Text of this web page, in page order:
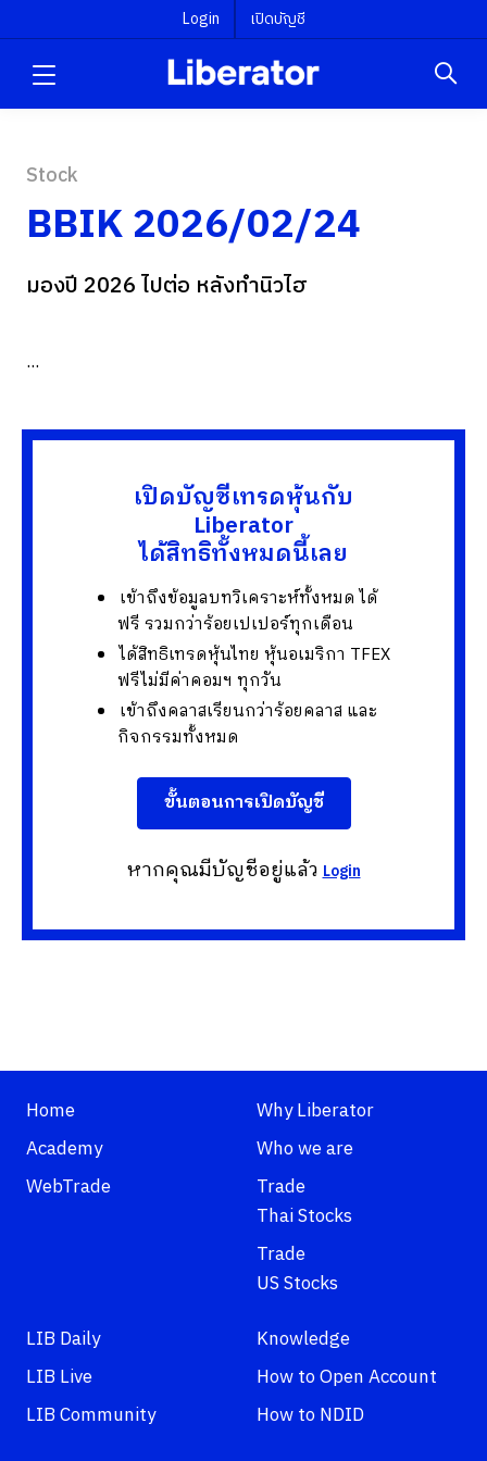
Login เปิดบัญชี
Stock
BBIK 2026/02/24
มองปี 2026 ไปต่อ หลังทำนิวไฮ
...
เปิดบัญชีเทรดหุ้นกับ
Liberator
ได้สิทธิทั้งหมดนี้เลย
เข้าถึงข้อมูลบทวิเคราะห์ทั้งหมด ได้
ฟรี รวมกว่าร้อยเปเปอร์ทุกเดือน
ได้สิทธิเทรดหุ้นไทย หุ้นอเมริกา TFEX
ฟรีไม่มีค่าคอมฯ ทุกวัน
เข้าถึงคลาสเรียนกว่าร้อยคลาส และ
กิจกรรมทั้งหมด
ขั้นตอนการเปิดบัญชี
หากคุณมีบัญชีอยู่แล้วLogin
Home
Academy
WebTrade
Why Liberator
Who we are
Trade
Thai Stocks
Trade
US Stocks
LIB Daily
LIB Live
LIB Community
Knowledge
How to Open Account
How to NDID